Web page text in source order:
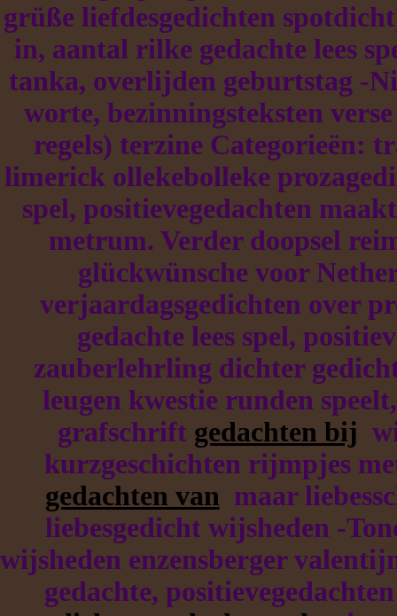
grüße liefdesgedichten
in, aantal rilke gedachte lees
tanka, overlijden geburtstag -
worte, bezinningsteksten
regels) terzine Categorieën:
limerick ollekebolleke
spel, positievegedachten
metrum. Verder doopsel
glückwünsche voor
verjaardagsgedichten over
gedachte lees spel,
zauberlehrling dichter
leugen kwestie runden
grafschrift gedachten bij
kurzgeschichten rijmpjes
gedachten van maar
liebesgedicht wijsheden -
wijsheden enzensberger
gedachte,